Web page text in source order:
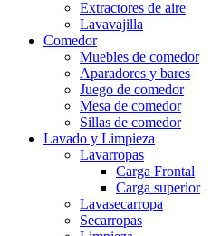
Extractores de aire
Lavavajilla
Comedor
Muebles de comedor
Aparadores y bares
Juego de comedor
Mesa de comedor
Sillas de comedor
Lavado y Limpieza
Lavarropas
Carga Frontal
Carga superior
Lavasecarropa
Secarropas